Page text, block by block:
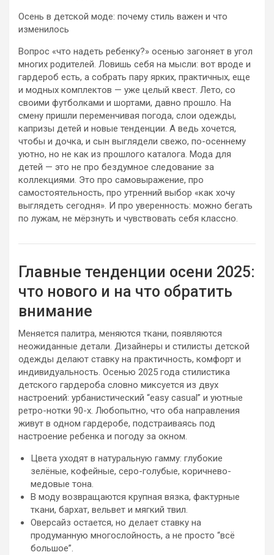
Осень в детской моде: почему стиль важен и что
изменилось
Вопрос «что надеть ребенку?» осенью загоняет в угол
многих родителей. Ловишь себя на мысли: вот вроде и
гардероб есть, а собрать пару ярких, практичных, еще
и модных комплектов — уже целый квест. Лето, со
своими футболками и шортами, давно прошло. На
смену пришли переменчивая погода, слои одежды,
капризы детей и новые тенденции. А ведь хочется,
чтобы и дочка, и сын выглядели свежо, по-осеннему
уютно, но не как из прошлого каталога. Мода для
детей — это не про бездумное следование за
коллекциями. Это про самовыражение, про
самостоятельность, про утренний выбор «как хочу
выглядеть сегодня». И про уверенность: можно бегать
по лужам, не мёрзнуть и чувствовать себя классно.
Главные тенденции осени 2025:
что нового и на что обратить
внимание
Меняется палитра, меняются ткани, появляются
неожиданные детали. Дизайнеры и стилисты детской
одежды делают ставку на практичность, комфорт и
индивидуальность. Осенью 2025 года стилистика
детского гардероба словно миксуется из двух
настроений: урбанистический “easy casual” и уютные
ретро-нотки 90-х. Любопытно, что оба направления
живут в одном гардеробе, подстраиваясь под
настроение ребенка и погоду за окном.
Цвета уходят в натуральную гамму: глубокие
зелёные, кофейные, серо-голубые, коричнево-
медовые тона.
В моду возвращаются крупная вязка, фактурные
ткани, бархат, вельвет и мягкий твил.
Оверсайз остается, но делает ставку на
продуманную многослойность, а не просто “всё
большое”.